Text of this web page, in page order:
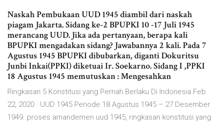
Naskah Pembukaan UUD 1945 diambil dari naskah
piagam Jakarta. Sidang ke-2 BPUPKI 10 -17 Juli 1945
merancang UUD. Jika ada pertanyaan, berapa kali
BPUPKI mengadakan sidang? Jawabannya 2 kali. Pada 7
Agustus 1945 BPUPKI dibubarkan, diganti Dokuritsu
Junbi Inkai(PPKI) diketuai Ir. Soekarno. Sidang I ,PPKI
18 Agustus 1945 memutuskan : Mengesahkan
Ringkasan 5 Konstitusi yang Pernah Berlaku Di Indonesia Feb
22, 2020 · UUD 1945 Periode 18 Agustus 1945 – 27 Desember
1949. proses amandemen uud 1945, ringkasan konstitusi yang